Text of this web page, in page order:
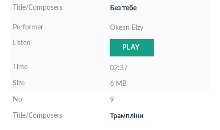
Без тебе
Okean Elzy
PLAY
02:37
6 MB
9
Трамплiни